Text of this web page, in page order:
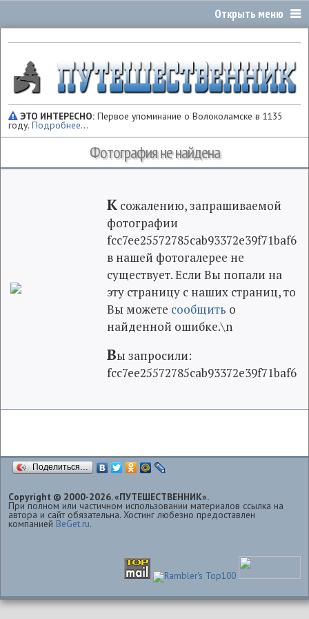
ЭТО ИНТЕРЕСНО: Первое упоминание о Волоколамске в 1135
году.Подробнее...
Фотография не найдена
К сожалению, запрашиваемой
фотографии
fcc7ee25572785cab93372e39f71baf6
в нашей фотогалерее не
существует. Если Вы попали на
эту страницу с наших страниц, то
Вы можете сообщить о
найденной ошибке.\n
Вы запросили:
fcc7ee25572785cab93372e39f71baf6
Поделиться…
Copyright © 2000-2026. «ПУТЕШЕСТВЕННИК».
При полном или частичном использовании материалов ссылка на
автора и сайт обязательна. Хостинг любезно предоставлен
компанией BeGet.ru.